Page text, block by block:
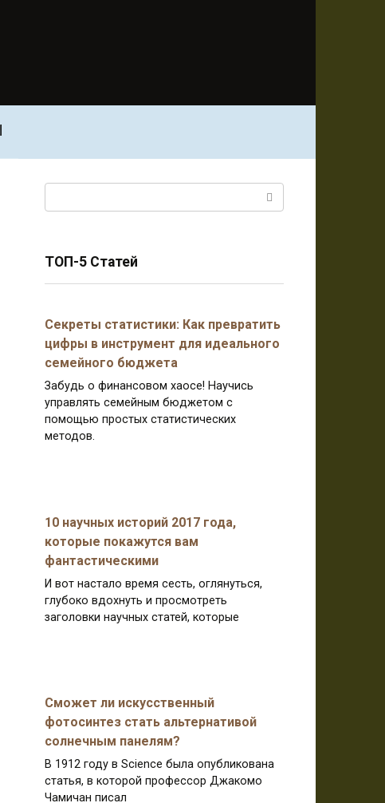
ТОП-5 Статей
Секреты статистики: Как превратить
цифры в инструмент для идеального
семейного бюджета
Забудь о финансовом хаосе! Научись
управлять семейным бюджетом с
помощью простых статистических
методов.
10 научных историй 2017 года,
которые покажутся вам
фантастическими
И вот настало время сесть, оглянуться,
глубоко вдохнуть и просмотреть
заголовки научных статей, которые
Сможет ли искусственный
фотосинтез стать альтернативой
солнечным панелям?
В 1912 году в Science была опубликована
статья, в которой профессор Джакомо
Чамичан писал